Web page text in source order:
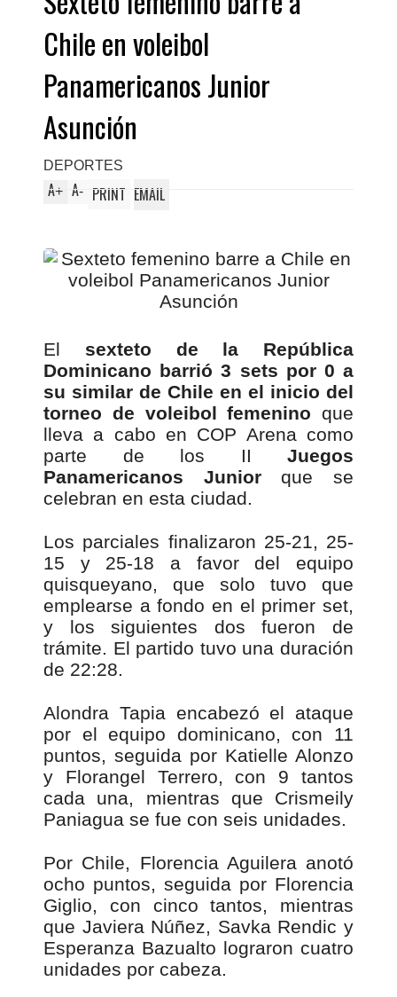
Chile en voleibol
Panamericanos Junior
Asunción
DEPORTES
A+ A- PRINT EMAIL
El sexteto de la República
Dominicano barrió 3 sets por 0 a
su similar de Chile en el inicio del
torneo de voleibol femenino que
lleva a cabo en COP Arena como
parte de los II Juegos
Panamericanos Juniorque se
celebran en esta ciudad.
Los parciales finalizaron 25-21, 25-
15 y 25-18 a favor del equipo
quisqueyano, que solo tuvo que
emplearse a fondo en el primer set,
y los siguientes dos fueron de
trámite. El partido tuvo una duración
de 22:28.
Alondra Tapia encabezó el ataque
por el equipo dominicano, con 11
puntos, seguida por Katielle Alonzo
y Florangel Terrero, con 9 tantos
cada una, mientras que Crismeily
Paniagua se fue con seis unidades.
Por Chile, Florencia Aguilera anotó
ocho puntos, seguida por Florencia
Giglio, con cinco tantos, mientras
que Javiera Núñez, Savka Rendic y
Esperanza Bazualto lograron cuatro
unidades por cabeza.